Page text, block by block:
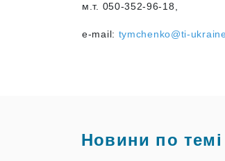
м.т. 050-352-96-18,
e-mail: tymchenko@ti-
Новини по темі